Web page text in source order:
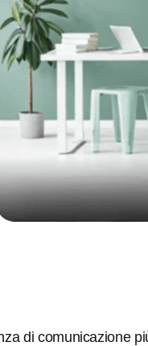
di comunicazione